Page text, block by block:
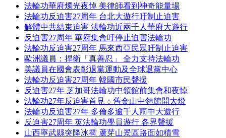
法輪功華府燭光夜悼 美律師看到神奇能量場
法輪功反迫害27周年 台北大遊行吁制止迫害
解體中共結束迫害 法輪功近兩千人華府大遊行
反迫害27周年 華府集會吁停止迫害法輪功
法輪功反迫害27周年 馬來西亞民眾吁制止迫害
歐洲議員：捍衛「真善忍」 全力支持法輪功
美議員在國會表彰退黨運動及全球退黨中心
法輪功反迫害27周年 韓國市民聲援
反迫害27年 芝加哥法輪功中領館前集會和夜悼
法輪功27年反迫害首見：舊金山中領館開大燈
法輪功反迫害27年 多倫多逾千人雨中大遊行
反迫害27周年 英法輪功學員遊行 各界聲援
山西寧武縣突降冰雹 蘆芽山景區路面如積雪